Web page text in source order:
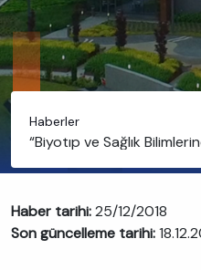
Haberler
“Biyotıp ve Sağlık
gerçekleşti
Haber tarihi:25/12/2018
Son güncelleme tarihi: